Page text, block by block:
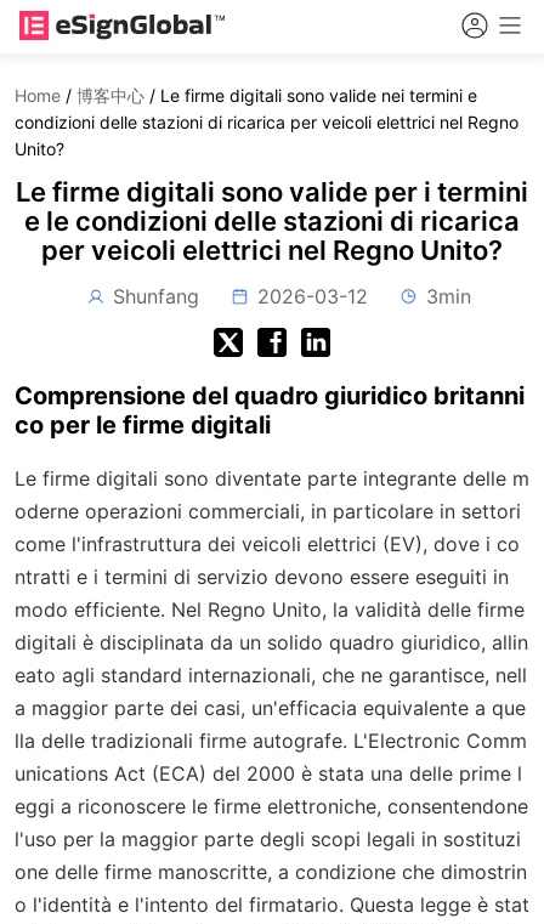
Home / 博客中心 / Le firme digitali sono valide nei termini e
condizioni delle stazioni di ricarica per veicoli elettrici nel Regno
Unito?
Le firme digitali sono valide per i termini
e le condizioni delle stazioni di ricarica
per veicoli elettrici nel Regno Unito?
Shunfang 2026-03-12 3min
Comprensione del quadro giuridico britanni
co per le firme digitali
Le firme digitali sono diventate parte integrante delle m
oderne operazioni commerciali, in particolare in settori
come l'infrastruttura dei veicoli elettrici (EV), dove i co
ntratti e i termini di servizio devono essere eseguiti in
modo efficiente. Nel Regno Unito, la validità delle firme
digitali è disciplinata da un solido quadro giuridico, allin
eato agli standard internazionali, che ne garantisce, nell
a maggior parte dei casi, un'efficacia equivalente a que
lla delle tradizionali firme autografe. L'Electronic Comm
unications Act (ECA) del 2000 è stata una delle prime l
eggi a riconoscere le firme elettroniche, consentendone
l'uso per la maggior parte degli scopi legali in sostituzi
one delle firme manoscritte, a condizione che dimostrin
o l'identità e l'intento del firmatario. Questa legge è stat